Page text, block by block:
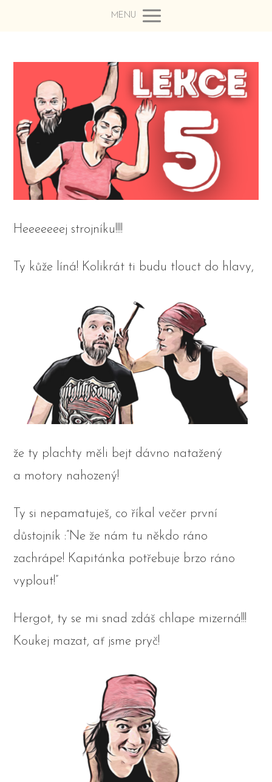
MENU
Heeeeeeej strojníku!!!!
Ty kůže líná! Kolikrát ti budu tlouct do hlavy,
že ty plachty měli bejt dávno natažený
a motory nahozený!
Ty si nepamatuješ, co říkal večer první
důstojník :”Ne že nám tu někdo ráno
zachrápe! Kapitánka potřebuje brzo ráno
vyplout!”
Hergot, ty se mi snad zdáš chlape mizerná!!!
Koukej mazat, ať jsme pryč!